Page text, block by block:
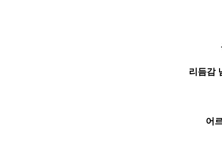
리듬감
어